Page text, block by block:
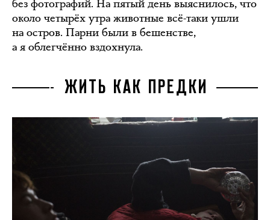
без фотографий. На пятый день выяснилось, что
около четырёх утра животные всё-таки ушли
на остров. Парни были в бешенстве,
а я облегчённо вздохнула.
ЖИТЬ КАК ПРЕДКИ